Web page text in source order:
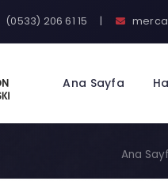
(0533) 206 61 15 |
Ana Sayfa
Ana